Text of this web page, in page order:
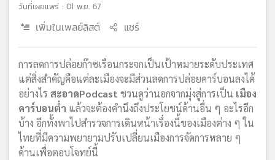
เครือ
ข่าย
วันที่เผยแพร่ : 01 พ.ย. 67
เพิ่มในเพลย์ลิสต์ แชร์
การลดการปล่อยก๊าซเรือนกระจกเป็นเป้าหมายระดับประเทศ
แต่สิ่งสำคัญคือแต่ละเมืองจะมีส่วนลดการปล่อยคาร์บอนลงได้
อย่างไร สะอาดPodcast ชวนดูว่านอกจากมุ่งสู่การเป็น เมือง
คาร์บอนต่ำ แล้วจะต้องคำนึงถึงประโยชน์ด้านอื่น ๆ อะไรอีก
บ้าง อีกทั้งพาไปสำรวจการเดินหน้าเรื่องนี้ของเมืองต่าง ๆ ใน
ไทยที่มีความพยายามปรับเปลี่ยนเมืองการจัดการหลาย ๆ
ด้านเพื่อตอบโจทย์นี้